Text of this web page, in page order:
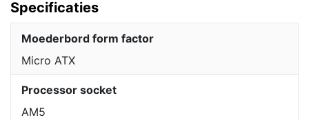
Specificaties
Moederbord form factor
Micro ATX
Processor socket
AM5